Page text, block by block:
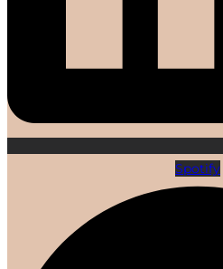
Spotify